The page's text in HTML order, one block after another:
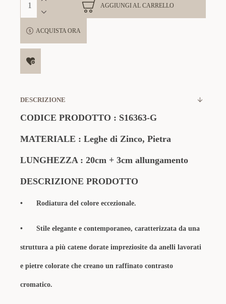
AGGIUNGI AL CARRELLO
ACQUISTA ORA
DESCRIZIONE
CODICE PRODOTTO : S16363-G
MATERIALE : Leghe di Zinco, Pietra
LUNGHEZZA : 20cm + 3cm allungamento
DESCRIZIONE PRODOTTO
• Rodiatura del colore eccezionale.
• Stile elegante e contemporaneo, caratterizzata da una
struttura a più catene dorate impreziosite da anelli lavorati
e pietre colorate che creano un raffinato contrasto
cromatico.